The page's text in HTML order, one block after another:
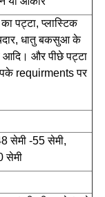
पट्टा, प्लास्टिक
धातु बकसुआ के
आदि। और पीछे पट्टा
requirments पर
सेमी -55 सेमी,
सेमी